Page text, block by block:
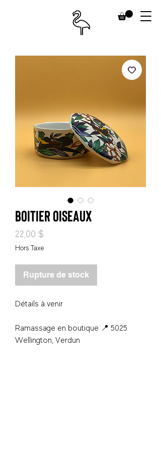
Boitier oiseaux
22,00 $
Hors Taxe
Rupture de stock
Détails à venir
Ramassage en boutique 📍 5025
Wellington, Verdun